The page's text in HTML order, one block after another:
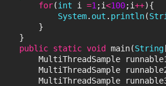
for(int i =1 ;i<100;i++){
System. out . println(
}
}
public static void main(String
MultiThreadSample
MultiThreadSample
MultiThreadSample